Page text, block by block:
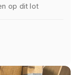
op dit lot